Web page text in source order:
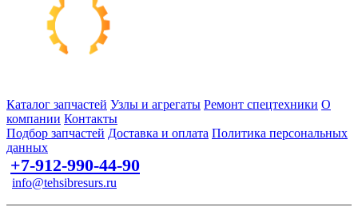
Каталог запчастей Узлы и агрегаты Ремонт спецтехники О
компании Контакты
Подбор запчастей Доставка и оплата Политика персональных
данных
+7-912-990-44-90
info@tehsibresurs.ru